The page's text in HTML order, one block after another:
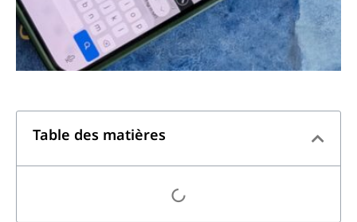
Table des matières